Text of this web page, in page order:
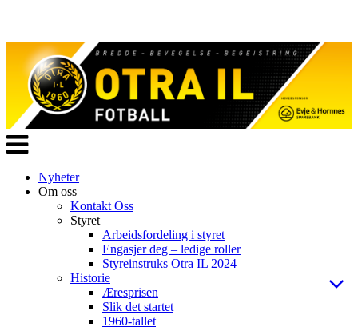
Veksle
navigasjon
Nyheter
Om oss
Kontakt Oss
Styret
Arbeidsfordeling i styret
Engasjer deg – ledige roller
Styreinstruks Otra IL 2024
Historie
Æresprisen
Slik det startet
1960-tallet